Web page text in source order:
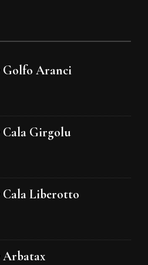
Golfo Aranci
Cala Girgolu
Cala Liberotto
Arbatax